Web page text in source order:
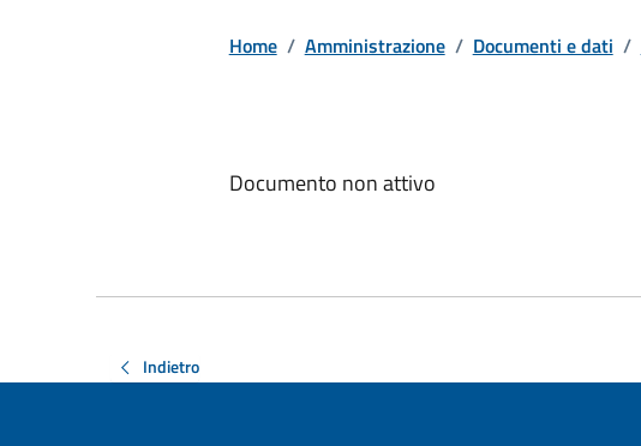
Home / Amministrazione / Documenti e dati /
Documento non attivo
Indietro